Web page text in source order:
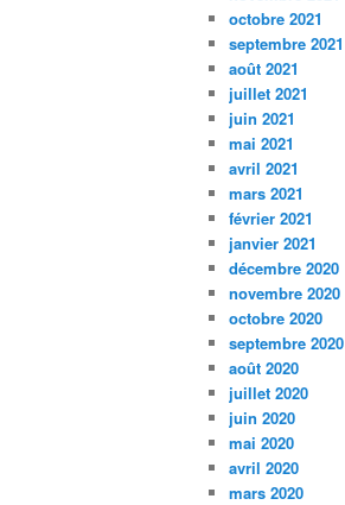
octobre 2021
septembre 2021
août 2021
juillet 2021
juin 2021
mai 2021
avril 2021
mars 2021
février 2021
janvier 2021
décembre 2020
novembre 2020
octobre 2020
septembre 2020
août 2020
juillet 2020
juin 2020
mai 2020
avril 2020
mars 2020